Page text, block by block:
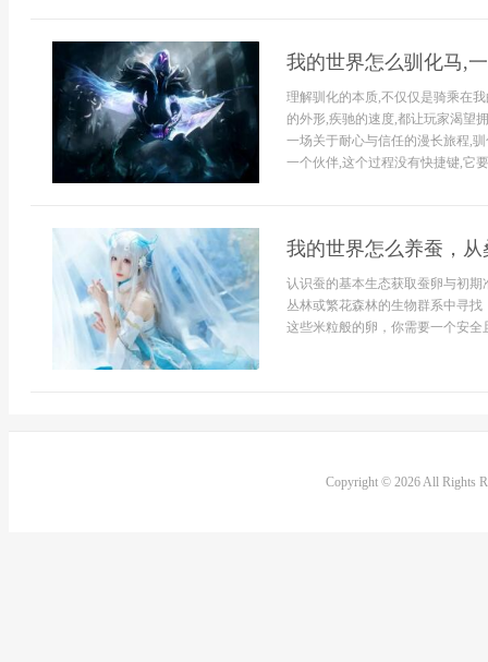
我的世界怎么驯化马,
理解驯化的本质,不仅仅是骑乘在
的外形,疾驰的速度,都让玩家渴望
一场关于耐心与信任的漫长旅程,
一个伙伴,这个过程没有快捷键,它
我的世界怎么养蚕，
认识蚕的基本生态获取蚕卵与初
丛林或繁花森林的生物群系中寻
这些米粒般的卵，你需要一个安
Copyright © 2026 All Rights